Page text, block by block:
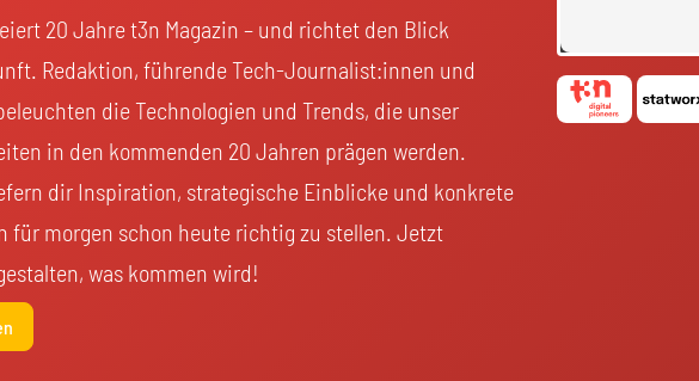
20 Jahre t3n Magazin – und richtet den Blick
Redaktion, führende Tech-Journalist:innen und
die Technologien und Trends, die unser
in den kommenden 20 Jahren prägen werden.
dir Inspiration, strategische Einblicke und konkrete
für morgen schon heute richtig zu stellen. Jetzt
was kommen wird!